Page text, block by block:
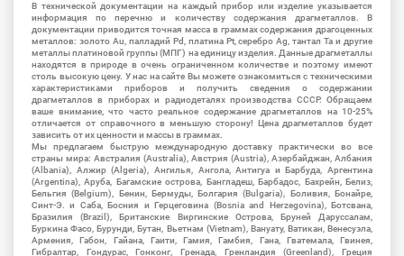
В технической документации на каждый прибор или изделие указывается
информация по перечню и количеству содержания драгметаллов. В
документации приводится точная масса в граммах содержания драгоценных
металлов: золото Au, палладий Pd, платина Pt, серебро Ag, тантал Ta и другие
металлы платиновой группы (МПГ) на единицу изделия. Данные драгметаллы
находятся в природе в очень ограниченном количестве и поэтому имеют
столь высокую цену. У нас на сайте Вы можете ознакомиться с техническими
характеристиками приборов и получить сведения о содержании
драгметаллов в приборах и радиодеталях производства СССР. Обращаем
ваше внимание, что часто реальное содержание драгметаллов на 10-25%
отличается от справочного в меньшую сторону! Цена драгметаллов будет
зависить от их ценности и массы в граммах.
Мы предлагаем быструю международную доставку практически во все
страны мира: Австралия (Australia), Австрия (Austria), Азербайджан, Албания
(Albania), Алжир (Algeria), Ангилья, Ангола, Антигуа и Барбуда, Аргентина
(Argentina), Аруба, Багамские острова, Бангладеш, Барбадос, Бахрейн, Белиз,
Бельгия (Belgium), Бенин, Бермуды, Болгария (Bulgaria), Боливия, Бонайре,
Синт-Э. и Саба, Босния и Герцеговина (Bosnia and Herzegovina), Ботсвана,
Бразилия (Brazil), Британские Виргинские Острова, Бруней Даруссалам,
Буркина Фасо, Бурунди, Бутан, Вьетнам (Vietnam), Вануату, Ватикан, Венесуэла,
Армения, Габон, Гайана, Гаити, Гамия, Гамбия, Гана, Гватемала, Гвинея,
Гибралтар, Гондурас, Гонконг, Гренада, Гренландия (Greenland), Греция